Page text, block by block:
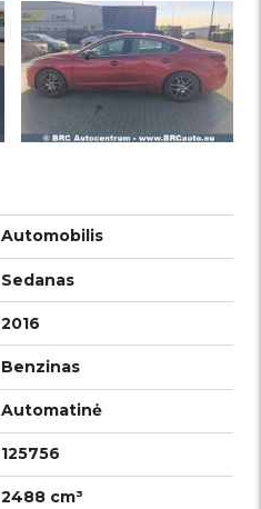
Automobilis
Sedanas
2016
Benzinas
Automatinė
125756
2488 cm³